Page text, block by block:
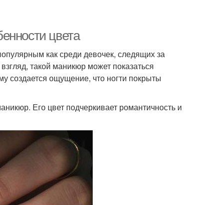
цвета
как среди девочек, следящих за
такой маникюр может показаться
создается ощущение, что ногти покрыты
Его цвет подчеркивает романтичность и